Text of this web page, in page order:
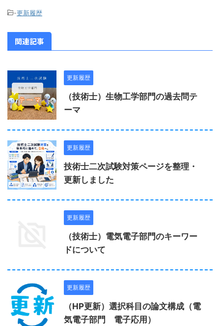
-更新履歴
関連記事
更新履歴
（技術士）生物工学部門の過去問テ
ーマ
更新履歴
技術士二次試験対策ページを整理・
更新しました
更新履歴
（技術士）電気電子部門のキーワー
ドについて
更新履歴
（HP更新）選択科目の論文構成（電
気電子部門 電子応用）